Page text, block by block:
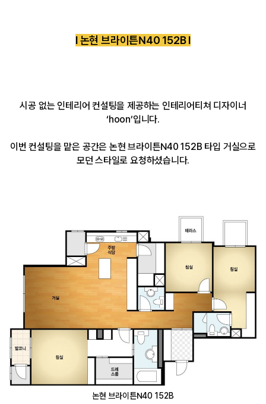
l 논현 브라이튼N40 152B l
시공 없는 인테리어 컨설팅을 제공하는 인테리어티쳐 디자이너
‘hoon’입니다.
이번 컨설팅을 맡은 공간은 논현 브라이튼N40 152B 타입 거실으로
모던 스타일로 요청하셨습니다.
논현 브라이튼N40 152B